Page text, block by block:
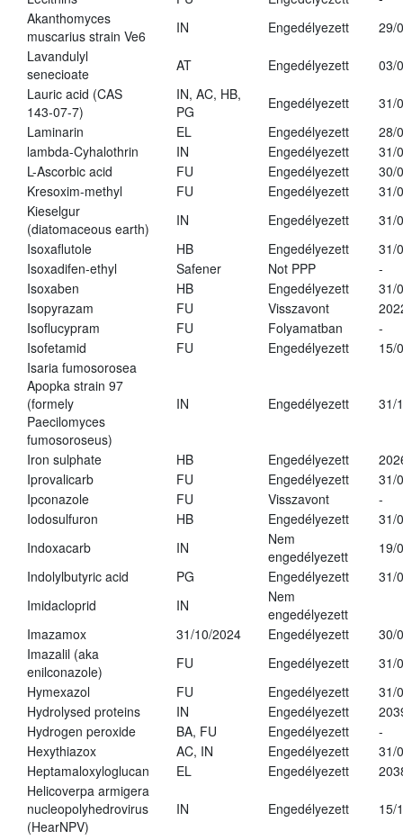
Akanthomyces
muscarius strain Ve6
IN Engedélyezett
29/
Lavandulyl
senecioate
AT Engedélyezett
03/
Lauric acid (CAS
143-07-7)
IN, AC, HB,
PG
Engedélyezett
31/
Laminarin
EL Engedélyezett
28/
lambda-Cyhalothrin
IN Engedélyezett
31/
L-Ascorbic acid
FU Engedélyezett
30/
Kresoxim-methyl
FU Engedélyezett
31/
Kieselgur
(diatomaceous earth)
IN Engedélyezett
31/
Isoxaflutole
HB Engedélyezett
31/
Isoxadifen-ethyl
Safener Not PPP
-
Isoxaben
HB Engedélyezett
31/
Isopyrazam
FU Visszavont
Isoflucypram
FU Folyamatban
-
Isofetamid
FU Engedélyezett
15/
Isaria fumosorosea
Apopka strain 97
(formely
Paecilomyces
fumosoroseus)
IN Engedélyezett 31/
Iron sulphate HB Engedélyezett
Iprovalicarb
FU Engedélyezett
31/
Ipconazole
FU Visszavont
-
Iodosulfuron
HB Engedélyezett
31/
Indoxacarb
IN
Nem
engedélyezett
19/
Indolylbutyric acid
PG Engedélyezett
31/
Imidacloprid
IN
Nem
engedélyezett
Imazamox
31/10/2024 Engedélyezett
30/
Imazalil (aka
enilconazole)
FU Engedélyezett
31/
Hymexazol
FU Engedélyezett
31/
Hydrolysed proteins
IN Engedélyezett
Hydrogen peroxide
BA, FU Engedélyezett
-
Hexythiazox
AC, IN Engedélyezett
31/
Heptamaloxyloglucan
EL Engedélyezett
Helicoverpa armigera
nucleopolyhedrovirus
(HearNPV)
IN Engedélyezett 15/